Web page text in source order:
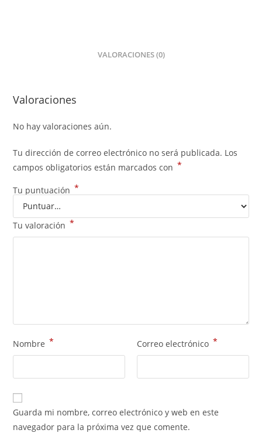
VALORACIONES (0)
Valoraciones
No hay valoraciones aún.
Tu dirección de correo electrónico no será publicada. Los
campos obligatorios están marcados con *
Tu puntuación *
Tu valoración *
Nombre * Correo electrónico *
Guarda mi nombre, correo electrónico y web en este
navegador para la próxima vez que comente.